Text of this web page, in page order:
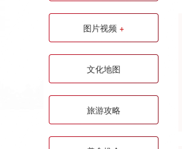
图片视频 +
文化地图
旅游攻略